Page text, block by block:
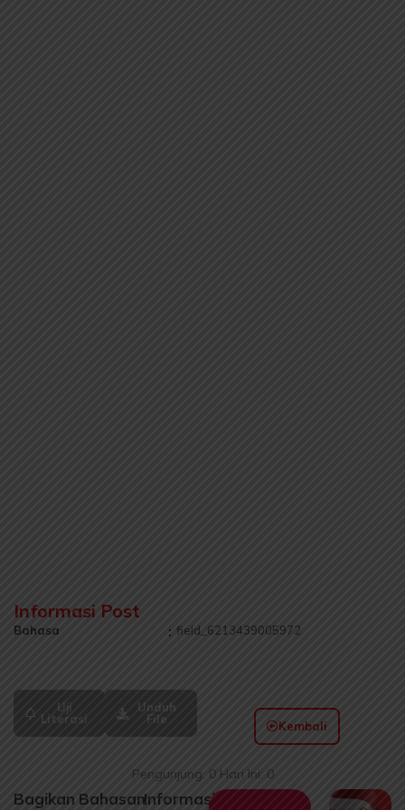
Informasi Post
Bahasa : field_6213439005972
Uji
Literasi
Unduh
File
Kembali
Pengunjung: 0 Hari Ini: 0
Bagikan BahasanInformasi